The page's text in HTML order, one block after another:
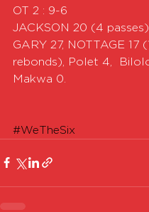
OT 2 : 9-6
JACKSON 20 (4
GARY 27, NOTTAGE 17
rebonds), Polet 4,
Makwa 0.
#WeTheSix